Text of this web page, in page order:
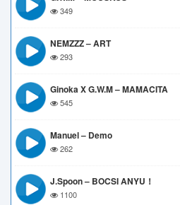
349
NEMZZZ – ART
293
Ginoka X G.w.M – MAMACITA
545
Manuel – Demo
262
J.Spoon – BOCSI ANYU！
1100